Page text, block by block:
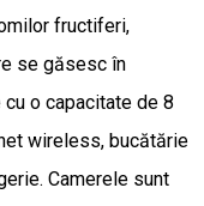
fructiferi,
se găsesc în
o capacitate de 8
wireless, bucătărie
Camerele sunt